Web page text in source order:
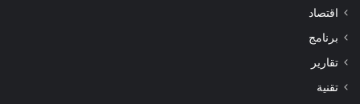
اقتصاد
برنامج
تقارير
تقنية